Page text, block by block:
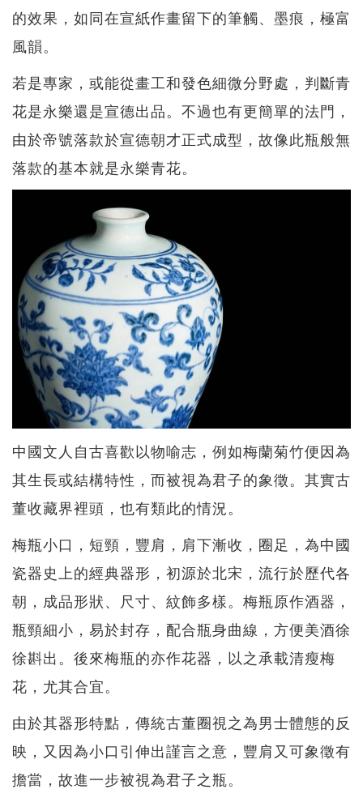
的效果，如同在宣紙作畫留下的筆觸、墨痕，極富
風韻。
若是專家，或能從畫工和發色細微分野處，判斷青
花是永樂還是宣德出品。不過也有更簡單的法門，
由於帝號落款於宣德朝才正式成型，故像此瓶般無
落款的基本就是永樂青花。
中國文人自古喜歡以物喻志，例如梅蘭菊竹便因為
其生長或結構特性，而被視為君子的象徵。其實古
董收藏界裡頭，也有類此的情況。
梅瓶小口，短頸，豐肩，肩下漸收，圈足，為中國
瓷器史上的經典器形，初源於北宋，流行於歷代各
朝，成品形狀、尺寸、紋飾多樣。梅瓶原作酒器，
瓶頸細小，易於封存，配合瓶身曲線，方便美酒徐
徐斟出。後來梅瓶的亦作花器，以之承載清瘦梅
花，尤其合宜。
由於其器形特點，傳統古董圈視之為男士體態的反
映，又因為小口引伸出謹言之意，豐肩又可象徵有
擔當，故進一步被視為君子之瓶。